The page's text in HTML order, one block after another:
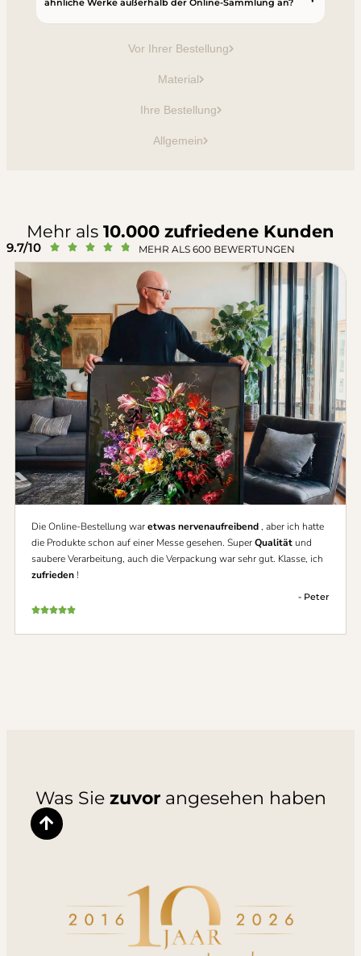
Vor Ihrer Bestellung
Material
Ihre Bestellung
Allgemein
Mehr als 10.000 zufriedene Kunden
9.7/10      MEHR ALS 600 BEWERTUNGEN
Die Online-Bestellung waretwas nervenaufreibend, aber ich hatte
die Produkte schon auf einer Messe gesehen. SuperQualität und
saubere Verarbeitung, auch die Verpackung war sehr gut. Klasse, ich
zufrieden!
- Peter
Was Sie zuvorangesehen haben